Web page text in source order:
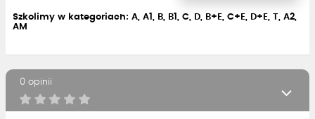
Szkolimy w kategoriach: A, A1, B, B1, C, D, B+E, C+E, D+E, T, A2,
AM
0 opinii